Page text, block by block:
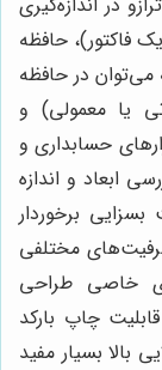
فاکتور)، حافظه
می‌توان در حافظه
یا معمولی) و
حسابداری و
ابعاد و اندازه
برخوردار
مختلفی
خاصی طراحی
چاپ بارکد
بالا بسیار مفید